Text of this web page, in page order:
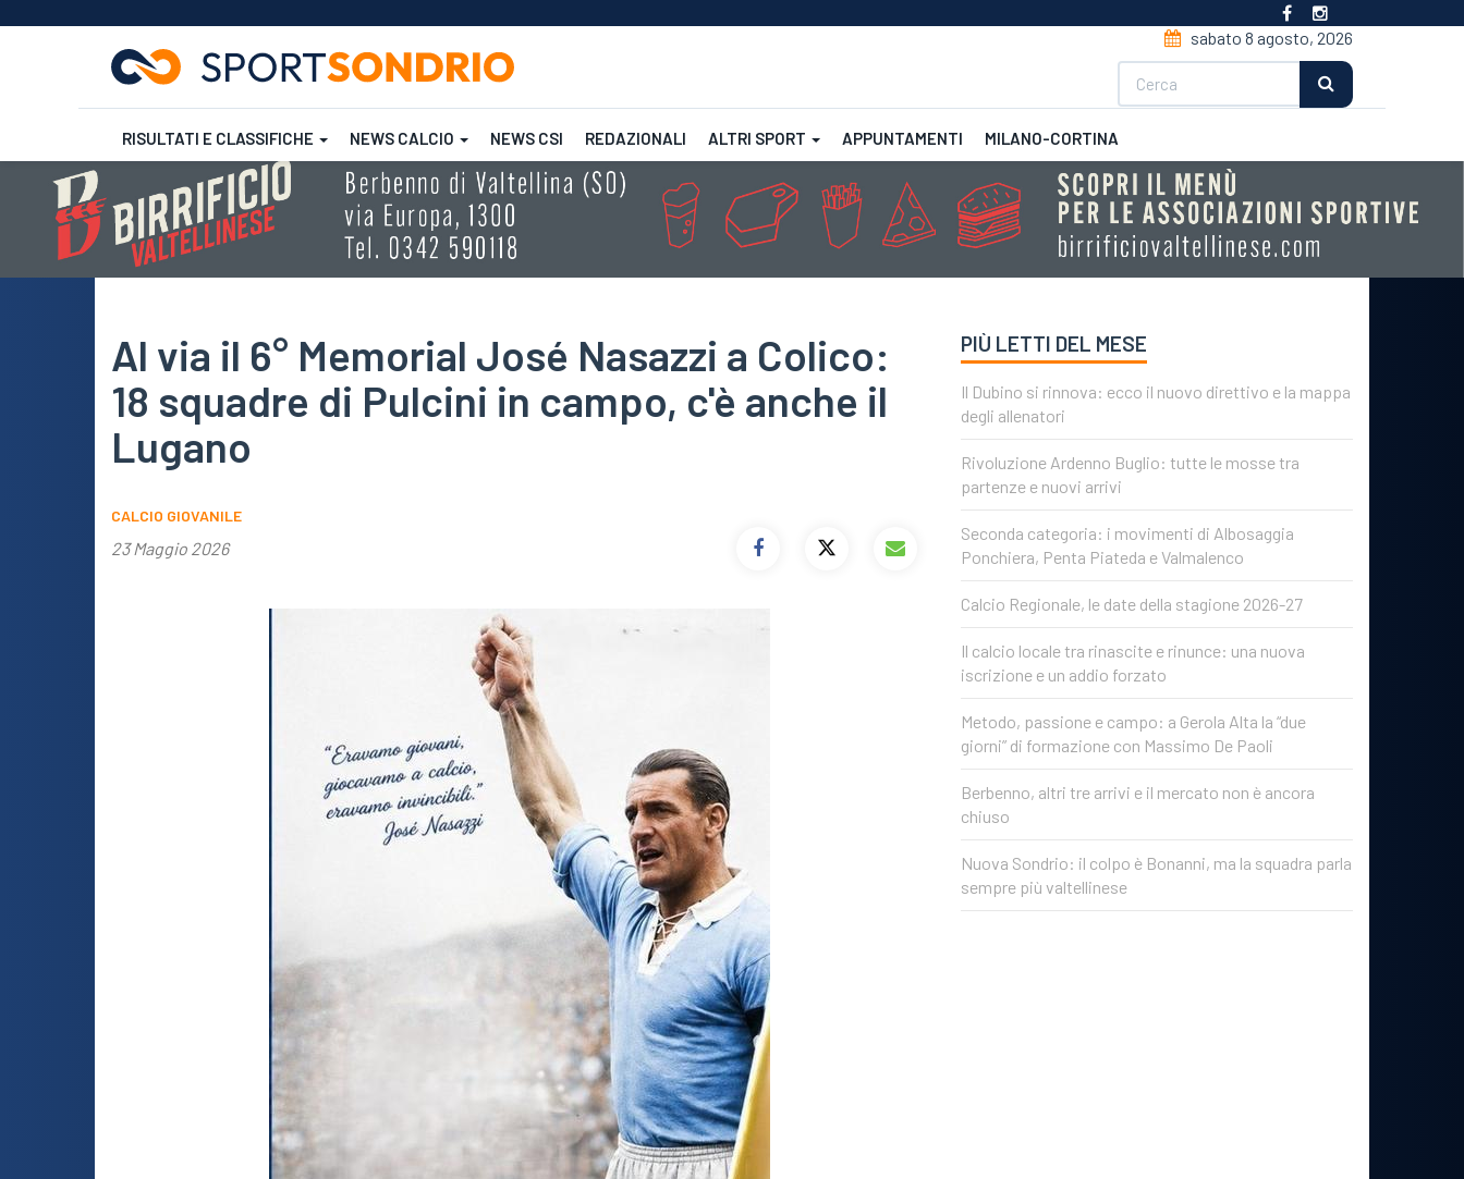
Salta
contenuto
sabato 8 agosto, 2026
RISULTATI E CLASSIFICHE
Femminile CSI CSI CSI Futsal
Futsal Rugby
NEWS CALCIO NEWS CSI REDAZIONALI ALTRI SPORT APPUNTAMENTI MILANO-CORTINA
Al via il 6° Memorial José Nasazzi a Colico:
18 squadre di Pulcini in campo, c'è anche il
Lugano
CALCIO GIOVANILE
23 Maggio 2026
PIÙ LETTI DEL MESE
Il Dubino si rinnova: ecco il nuovo direttivo e la mappa
degli allenatori
Rivoluzione Ardenno Buglio: tutte le mosse tra
partenze e nuovi arrivi
Seconda categoria: i movimenti di Albosaggia
Ponchiera, Penta Piateda e Valmalenco
Calcio Regionale, le date della stagione 2026-27
Il calcio locale tra rinascite e rinunce: una nuova
iscrizione e un addio forzato
Metodo, passione e campo: a Gerola Alta la “due
giorni” di formazione con Massimo De Paoli
Berbenno, altri tre arrivi e il mercato non è ancora
chiuso
Nuova Sondrio: il colpo è Bonanni, ma la squadra parla
sempre più valtellinese